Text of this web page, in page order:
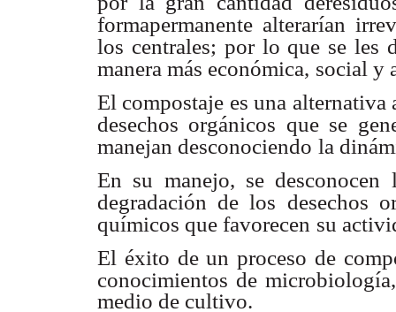
formapermanente alterarían
los centrales; por lo que se les
manera más económica, social y
El compostaje es una alternativa
desechos orgánicos que se
manejan desconociendo la
En su manejo, se desconocen
degradación de los desechos
químicos que favorecen su
El éxito de un proceso de
conocimientos de microbiología,
medio de cultivo.